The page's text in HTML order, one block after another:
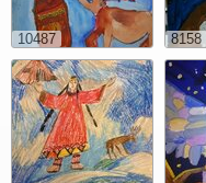
10487 8158